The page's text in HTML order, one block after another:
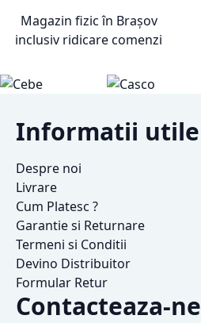
Magazin fizic în Brașov
inclusiv ridicare comenzi
Informatii utile
Despre noi
Livrare
Cum Platesc ?
Garantie si Returnare
Termeni si Conditii
Devino Distribuitor
Formular Retur
Contacteaza-ne